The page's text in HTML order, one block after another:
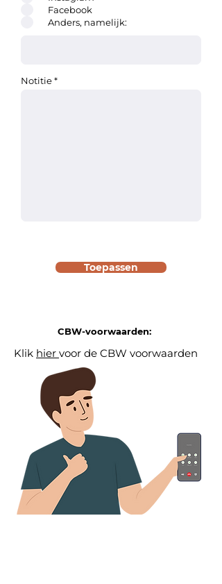
Facebook
Anders, namelijk:
Notitie
Toepassen
CBW-voorwaarden:
Klik hier voor de CBW voorwaarden